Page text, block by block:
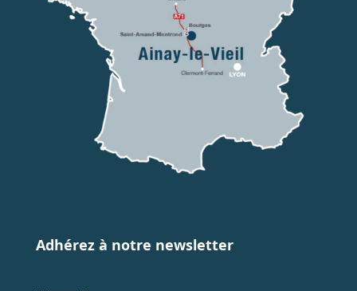
Adhérez à notre newsletter